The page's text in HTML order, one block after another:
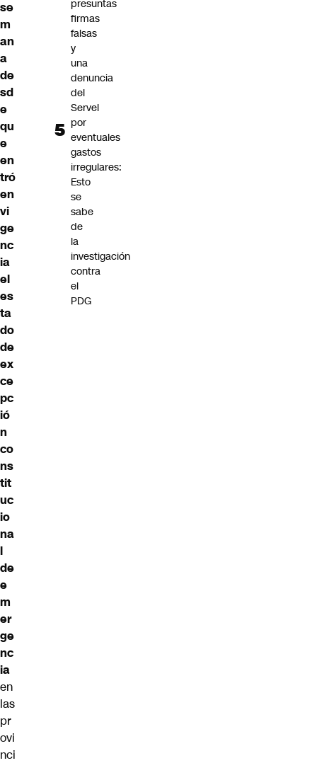
se
m
an
a
de
sd
e
qu
e
en
tró
en
vi
ge
nc
ia
el
es
ta
do
de
ex
ce
pc
ió
n
co
ns
tit
uc
io
na
l
de
e
m
er
ge
nc
ia
en
las
pr
ovi
nci
presuntas
firmas
falsas
y
una
denuncia
del
Servel
por
eventuales
gastos
irregulares:
Esto
se
sabe
de
la
investigación
contra
el
PDG